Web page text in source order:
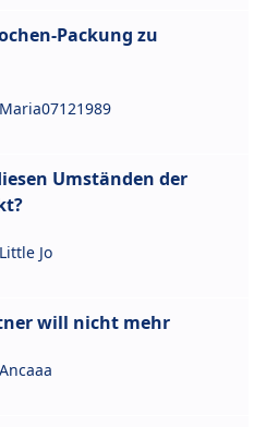
Packung zu
Maria07121989
Umständen der
Little Jo
will nicht mehr
Ancaaa